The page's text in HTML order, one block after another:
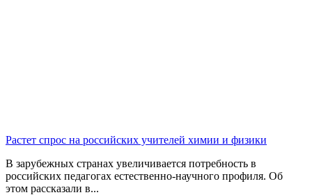
Растет спрос на российских учителей химии и физики
В зарубежных странах увеличивается потребность в
российских педагогах естественно-научного профиля. Об
этом рассказали в...